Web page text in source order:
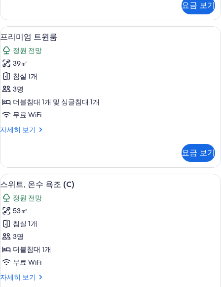
두
보
기
더
블
룸
자
세
히
보
기
요금 보기
프
리
미
엄
트
윈
룸
진
두
보
기
프리미엄 트윈룸 | 고급 침구, 오리/거
4
프리미엄 트윈룸
정원 전망
39㎡
침실 1개
3명
더블침대 1개 및 싱글침대 1개
무료 WiFi
자세히 보기
프
트
윈
룸
자
세
히
보
기
요금 보기
스
위
트,
온
수
욕
조
(C)
사
스위트, 온수 욕조 (C) | 고급 침구, 오
5
스위트, 온수 욕조 (C)
정원 전망
53㎡
침실 1개
3명
더블침대 1개
무료 WiFi
자세히 보기
스